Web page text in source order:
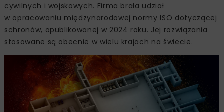
cywilnych i wojskowych. Firma brała udział
w opracowaniu międzynarodowej normy ISO dotyczącej
schronów, opublikowanej w 2024 roku. Jej rozwiązania
stosowane są obecnie w wielu krajach na świecie.